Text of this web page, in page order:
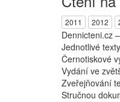
2011 2012
Dennicteni.cz
Jednotlivé
Černotiskové
Vydání ve
Zveřejňování
Stručnou